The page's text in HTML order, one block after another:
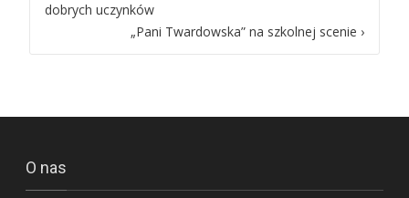
navigation
dobrych uczynków
„Pani Twardowska” na szkolnej scenie ›
O nas